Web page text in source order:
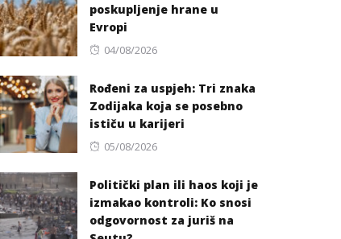
poskupljenje hrane u
Evropi
Posted
04/08/2026
Rođeni za uspjeh: Tri znaka
Zodijaka koja se posebno
ističu u karijeri
Posted
05/08/2026
Politički plan ili haos koji je
izmakao kontroli: Ko snosi
odgovornost za juriš na